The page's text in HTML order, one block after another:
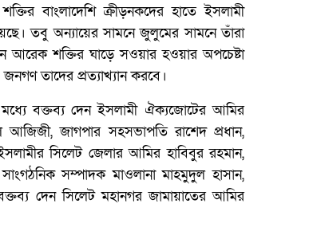
বাংলাদেশি ক্রীড়নকদের হাতে ইসলামী
তবু অন্যায়ের সামনে জুলুমের সামনে তাঁরা
আরেক শক্তির ঘাড়ে সওয়ার হওয়ার অপচেষ্টা
তাদের প্রত্যাখ্যান করবে।
বক্তব্য দেন ইসলামী ঐক্যজোটের আমির
আজিজী, জাগপার সহসভাপতি রাশেদ প্রধান,
সিলেট জেলার আমির হাবিবুর রহমান,
সম্পাদক মাওলানা মাহমুদুল হাসান,
দেন সিলেট মহানগর জামায়াতের আমির